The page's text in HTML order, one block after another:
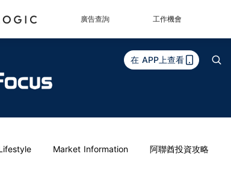
廣告查詢 工作機會
在 APP上查看
Market Information 阿聯酋投資攻略